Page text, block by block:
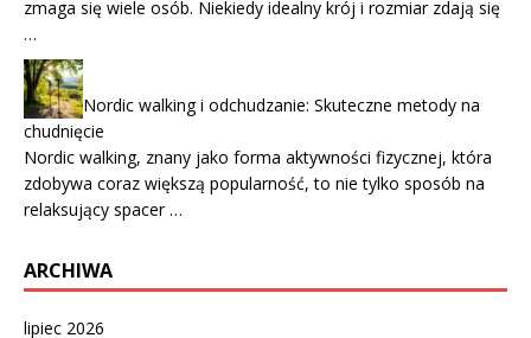
zmaga się wiele osób. Niekiedy idealny krój i rozmiar zdają się
…
Nordic walking i odchudzanie: Skuteczne metody na
chudnięcie
Nordic walking, znany jako forma aktywności fizycznej, która
zdobywa coraz większą popularność, to nie tylko sposób na
relaksujący spacer …
ARCHIWA
lipiec 2026